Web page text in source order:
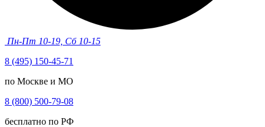
Пн-Пт 10-19, Сб 10-15
8 (495) 150-45-71
по Москве и МО
8 (800) 500-79-08
бесплатно по РФ